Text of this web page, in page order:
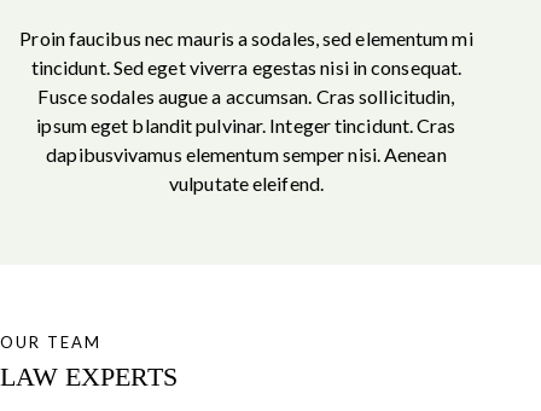
Proin faucibus nec mauris a sodales, sed elementum mi
tincidunt. Sed eget viverra egestas nisi in consequat.
Fusce sodales augue a accumsan. Cras sollicitudin,
ipsum eget blandit pulvinar. Integer tincidunt. Cras
dapibusvivamus elementum semper nisi. Aenean
vulputate eleifend.
OUR TEAM
LAW EXPERTS